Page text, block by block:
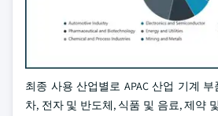
최종 사용 산업별로 APAC 산업 기계
차, 전자 및 반도체, 식품 및 음료, 제약